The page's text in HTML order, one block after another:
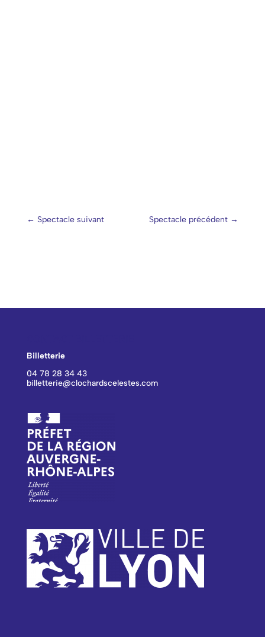
← Spectacle suivant Spectacle précédent →
Billetterie
04 78 28 34 43
billetterie@clochardscelestes.com